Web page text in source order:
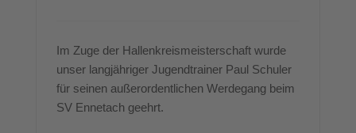
Im Zuge der Hallenkreismeisterschaft wurde
unser langjähriger Jugendtrainer Paul Schuler
für seinen außerordentlichen Werdegang beim
SV Ennetach geehrt.